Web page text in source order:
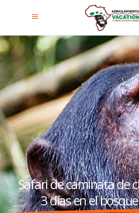
Safari de caminata de
3 días en el